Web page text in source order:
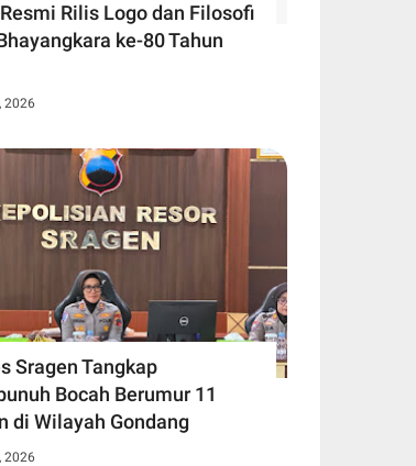
Rilis Logo dan Filosofi
ke-80 Tahun
2026
Sragen Tangkap
Bocah Berumur 11
di Wilayah Gondang
2026